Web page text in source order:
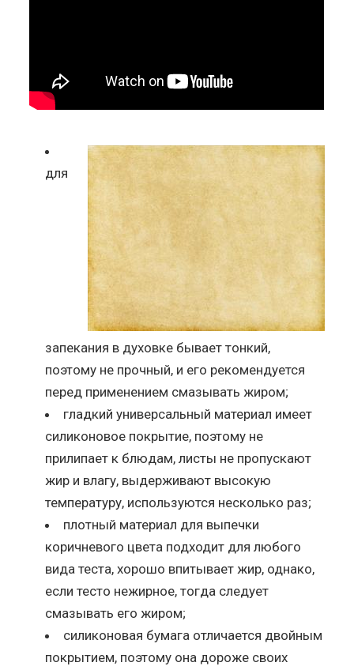
для
запекания в духовке бывает тонкий,
поэтому не прочный, и его рекомендуется
перед применением смазывать жиром;
гладкий универсальный материал имеет
силиконовое покрытие, поэтому не
прилипает к блюдам, листы не пропускают
жир и влагу, выдерживают высокую
температуру, используются несколько раз;
плотный материал для выпечки
коричневого цвета подходит для любого
вида теста, хорошо впитывает жир, однако,
если тесто нежирное, тогда следует
смазывать его жиром;
силиконовая бумага отличается двойным
покрытием, поэтому она дороже своих